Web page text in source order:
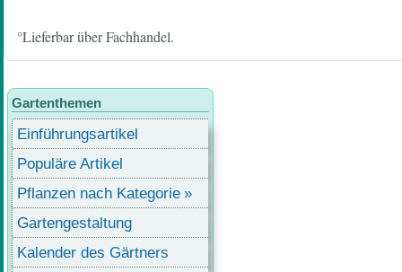
°Lieferbar über Fachhandel.
Gartenthemen
Einführungsartikel
Populäre Artikel
Pflanzen nach Kategorie
Gartengestaltung
Kalender des Gärtners